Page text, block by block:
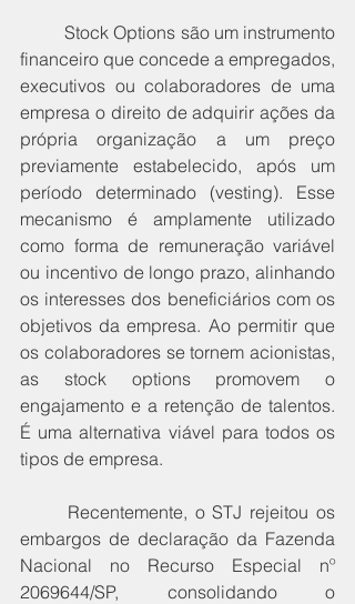
	Stock Options são um instrumento
financeiro que concede a empregados,
executivos ou colaboradores de uma
empresa o direito de adquirir ações da
própria organização a um preço
previamente estabelecido, após um
período determinado (vesting). Esse
mecanismo é amplamente utilizado
como forma de remuneração variável
ou incentivo de longo prazo, alinhando
os interesses dos beneficiários com os
objetivos da empresa. Ao permitir que
os colaboradores se tornem acionistas,
as stock options promovem o
engajamento e a retenção de talentos.
É uma alternativa viável para todos os
tipos de empresa.
embargos de declaração da Fazenda
Nacional no Recurso Especial nº
2069644/SP, consolidando o